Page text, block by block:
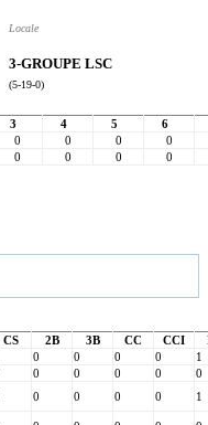
Locale
3-GROUPE LSC
(5-19-0)
3 4 5
6
0 0 0
0
0 0 0 0
CS 2B 3B CC CCI
0 0 0 0
1
0 0 0 0
0
0 0 0 0 1